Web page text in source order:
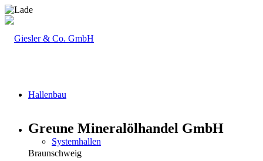
Hallenbau
Systemhallen
Greune Mineralölhandel GmbH
Braunschweig